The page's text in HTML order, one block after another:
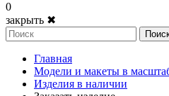
0
закрыть ✖
Главная
Модели и макеты в
Изделия в наличии